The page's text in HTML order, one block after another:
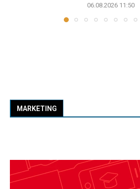
06.08.2026 11:50
MARKETING